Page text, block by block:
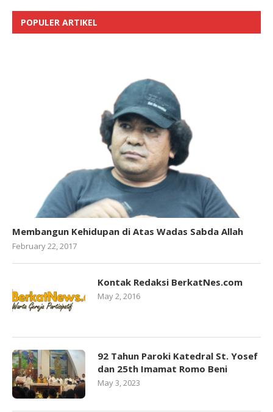
POPULER ARTIKEL
Membangun Kehidupan di Atas Wadas Sabda Allah
February 22, 2017
Kontak Redaksi BerkatNes.com
May 2, 2016
92 Tahun Paroki Katedral St. Yosef
dan 25th Imamat Romo Beni
May 3, 2023